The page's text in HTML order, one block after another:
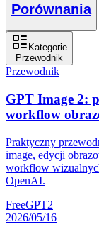
Porównania
Kategorie
Przewodnik
Przewodnik
GPT Image 2:
workflow
Praktyczny
image, edycji
workflow
OpenAI.
FreeGPT2
2026/05/16